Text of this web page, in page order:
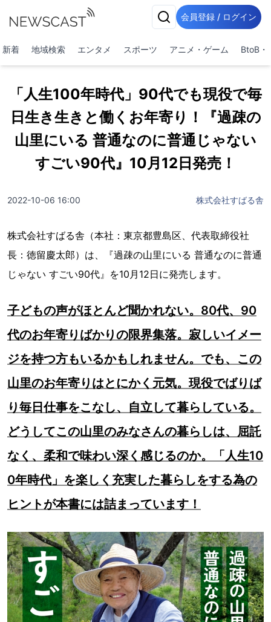
会員登録 / ログイン
新着 地域検索 エンタメ スポーツ アニメ・ゲーム BtoB・
「人生100年時代」90代でも現役で毎
日生き生きと働くお年寄り！『過疎の
山里にいる 普通なのに普通じゃない
すごい90代』10月12日発売！
2022-10-06 16:00 株式会社すばる舎
株式会社すばる舎（本社：東京都豊島区、代表取締役社
長：徳留慶太郎）は、『過疎の山里にいる 普通なのに普通
じゃない すごい90代』を10月12日に発売します。
子どもの声がほとんど聞かれない。80代、90
代のお年寄りばかりの限界集落。寂しいイメー
ジを持つ方もいるかもしれません。でも、この
山里のお年寄りはとにかく元気。現役でばりば
り毎日仕事をこなし、自立して暮らしている。
どうしてこの山里のみなさんの暮らしは、屈託
なく、柔和で味わい深く感じるのか。「人生10
0年時代」を楽しく充実した暮らしをする為の
ヒントが本書には詰まっています！